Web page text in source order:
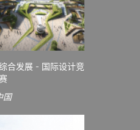
合发展 - 国际设计竞
赛
国